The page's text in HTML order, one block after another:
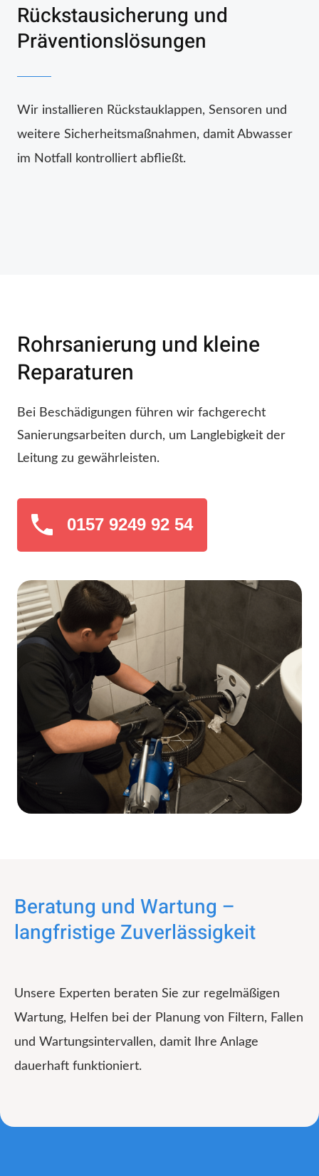
Rückstausicherung und
Präventionslösungen
Wir installieren Rückstauklappen, Sensoren und
weitere Sicherheitsmaßnahmen, damit Abwasser
im Notfall kontrolliert abfließt.
Rohrsanierung und kleine
Reparaturen
Bei Beschädigungen führen wir fachgerecht
Sanierungsarbeiten durch, um Langlebigkeit der
Leitung zu gewährleisten.
0157 9249 92 54
Beratung und Wartung –
langfristige Zuverlässigkeit
Unsere Experten beraten Sie zur regelmäßigen
Wartung, Helfen bei der Planung von Filtern, Fallen
und Wartungsintervallen, damit Ihre Anlage
dauerhaft funktioniert.